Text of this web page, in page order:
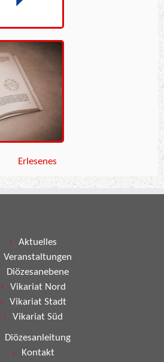
Erlesenes
Aktuelles
Veranstaltungen
Diözesanebene
Vikariat Nord
Vikariat Stadt
Vikariat Süd
Diözesanleitung
Kontakt